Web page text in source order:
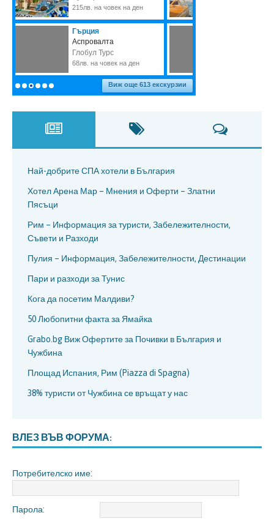
Най-добрите СПА хотели в България
Хотел Арена Мар – Мнения и Оферти – Златни
Пясъци
Рим – Информация за туристи, Забележителности,
Съвети и Разходи
Пулия – Информация, Забележителности, Дестинации
Пари и разходи за Тунис
Кога да посетим Малдиви?
50 Любопитни факта за Ямайка
Grabo.bg Виж Офертите за Почивки в България и
Чужбина
Площад Испания, Рим (Piazza di Spagna)
38% туристи от Чужбина се връщат у нас
ВЛЕЗ ВЪВ ФОРУМА:
Потребителско име:
Парола: